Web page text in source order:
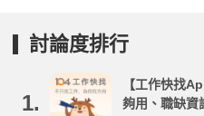
討論度排行
1.
【工作快找
夠用、職缺資